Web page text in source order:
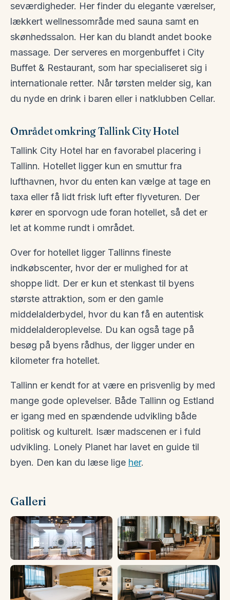
seværdigheder. Her finder du elegante værelser,
lækkert wellnessområde med sauna samt en
skønhedssalon. Her kan du blandt andet booke
massage. Der serveres en morgenbuffet i City
Buffet & Restaurant, som har specialiseret sig i
internationale retter. Når tørsten melder sig, kan
du nyde en drink i baren eller i natklubben Cellar.
Området omkring Tallink City Hotel
Tallink City Hotel har en favorabel placering i
Tallinn. Hotellet ligger kun en smuttur fra
lufthavnen, hvor du enten kan vælge at tage en
taxa eller få lidt frisk luft efter flyveturen. Der
kører en sporvogn ude foran hotellet, så det er
let at komme rundt i området.
Over for hotellet ligger Tallinns fineste
indkøbscenter, hvor der er mulighed for at
shoppe lidt. Der er kun et stenkast til byens
største attraktion, som er den gamle
middelalderbydel, hvor du kan få en autentisk
middelalderoplevelse. Du kan også tage på
besøg på byens rådhus, der ligger under en
kilometer fra hotellet.
Tallinn er kendt for at være en prisvenlig by med
mange gode oplevelser. Både Tallinn og Estland
er igang med en spændende udvikling både
politisk og kulturelt. Især madscenen er i fuld
udvikling. Lonely Planet har lavet en guide til
byen. Den kan du læse lige her.
Galleri